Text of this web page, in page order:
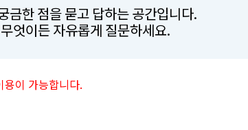
금한 점을 묻고 답하는 공간입니다.
엇이든 자유롭게 질문하세요.
용이 가능합니다.